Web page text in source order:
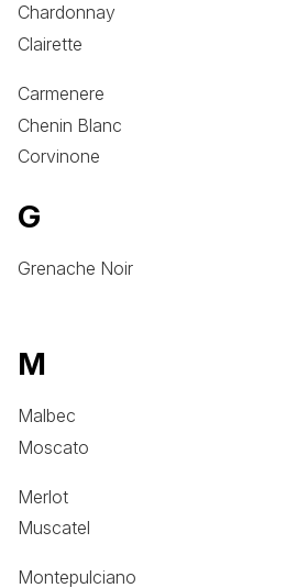
Chardonnay
Clairette
Carmenere
Chenin Blanc
Corvinone
G
Grenache Noir
M
Malbec
Moscato
Merlot
Muscatel
Montepulciano